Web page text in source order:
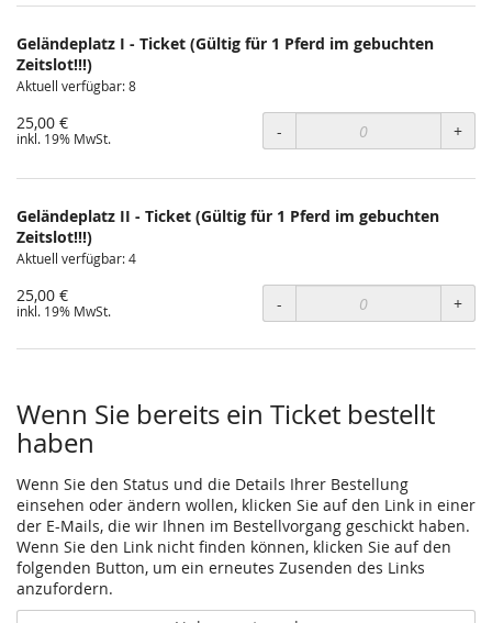
Geländeplatz I - Ticket (Gültig für 1 Pferd im gebuchten
Zeitslot!!!)
Aktuell verfügbar: 8
25,00 €
inkl. 19% MwSt. - +
Geländeplatz II - Ticket (Gültig für 1 Pferd im gebuchten
Zeitslot!!!)
Aktuell verfügbar: 4
25,00 €
inkl. 19% MwSt. - +
Wenn Sie bereits ein Ticket bestellt
haben
Wenn Sie den Status und die Details Ihrer Bestellung
einsehen oder ändern wollen, klicken Sie auf den Link in einer
der E-Mails, die wir Ihnen im Bestellvorgang geschickt haben.
Wenn Sie den Link nicht finden können, klicken Sie auf den
folgenden Button, um ein erneutes Zusenden des Links
anzufordern.